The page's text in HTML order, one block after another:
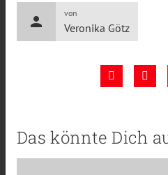
person
von
Veronika Götz
Das könnte Dich